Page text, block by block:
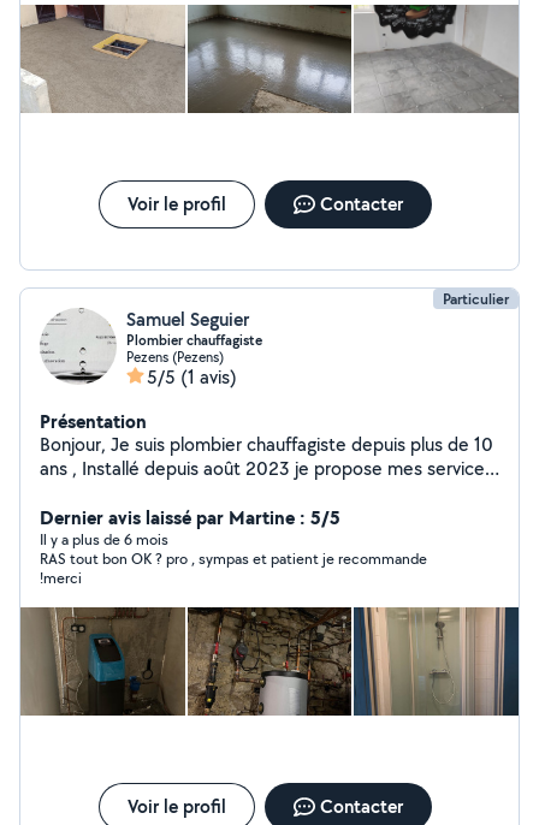
Voir le profil Contacter
Particulier
Samuel Seguier
Plombier chauffagiste
Pezens (Pezens)
5/5 (1 avis)
Présentation
Bonjour, Je suis plombier chauffagiste depuis plus de 10
ans , Installé depuis août 2023 je propose mes services
rénovation. Titulaire d'une assurance décennale.
Dernier avis laissé par Martine : 5/5
Il y a plus de 6 mois
RAS tout bon OK ? pro , sympas et patient je recommande
!merci
Voir le profil Contacter